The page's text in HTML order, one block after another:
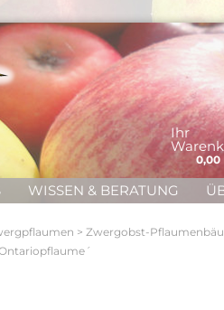
Ihr
0,00
WISSEN & BERATUNG
> Zwergobst-